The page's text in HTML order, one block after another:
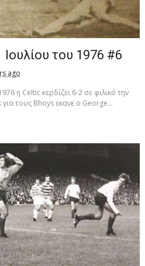
του 1976 #6
ago
η Celtic κερδίζει 6-2 σε φιλικό την
τους Bhoys εκανε ο George...